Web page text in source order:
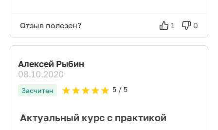
Отзыв полезен? 1 0
Алексей Рыбин
08.10.2020
Засчитан 5/ 5
Актуальный курс с практикой